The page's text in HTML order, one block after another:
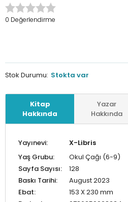
0 Değerlendirme
Stok Durumu: Stokta var
Kitap
Hakkında
Yazar
Hakkında
Yayınevi:
X-Libris
Yaş Grubu:
Okul Çağı (6-9)
Sayfa Sayısı:
128
Baskı Tarihi:
August 2023
Ebat:
153 X 230 mm